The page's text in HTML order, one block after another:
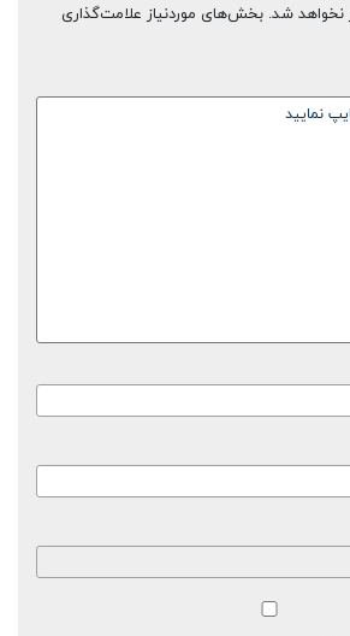
نخواهد شد. بخش‌های موردنیاز علامت‌گذاری